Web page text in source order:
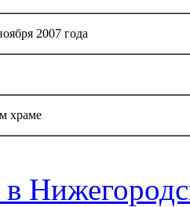
2007 года
храме